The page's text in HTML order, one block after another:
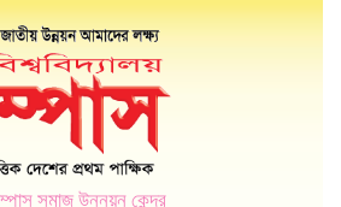
সমাজ উন্নয়ন কেন্দ্র